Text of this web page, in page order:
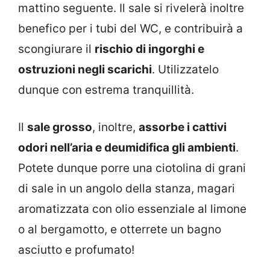
mattino seguente. Il sale si rivelerà inoltre
benefico per i tubi del WC, e contribuirà a
scongiurare il rischio di ingorghi e
ostruzioni negli scarichi. Utilizzatelo
dunque con estrema tranquillità.
Il sale grosso, inoltre, assorbe i cattivi
odori nell’aria e deumidifica gli ambienti.
Potete dunque porre una ciotolina di grani
di sale in un angolo della stanza, magari
aromatizzata con olio essenziale al limone
o al bergamotto, e otterrete un bagno
asciutto e profumato!